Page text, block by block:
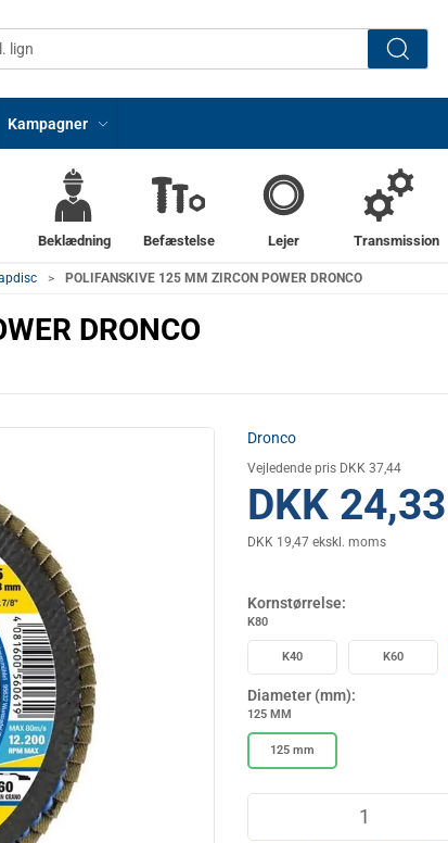
Kampagner
Beklædning Befæstelse Lejer Transmission
POLIFANSKIVE 125 MM ZIRCON POWER DRONCO
DRONCO
Dronco
Vejledende pris DKK 37,44
DKK 24,33
DKK 19,47 ekskl. moms
Kornstørrelse:
K80
K40 K60
Diameter (mm):
125 MM
125 mm